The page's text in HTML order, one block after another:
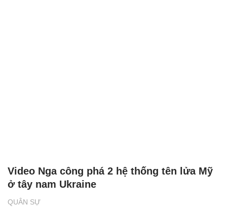
QUÂN SỰ
Video Nga công phá 2 hệ thống tên lửa Mỹ
ở tây nam Ukraine